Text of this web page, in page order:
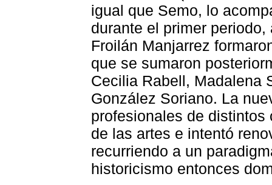
igual que Semo, lo
durante el primer
Froilán Manjarrez
que se sumaron
Cecilia Rabell, Madalena
González Soriano. La
profesionales de
de las artes e intentó
recurriendo a un
historicismo entonces